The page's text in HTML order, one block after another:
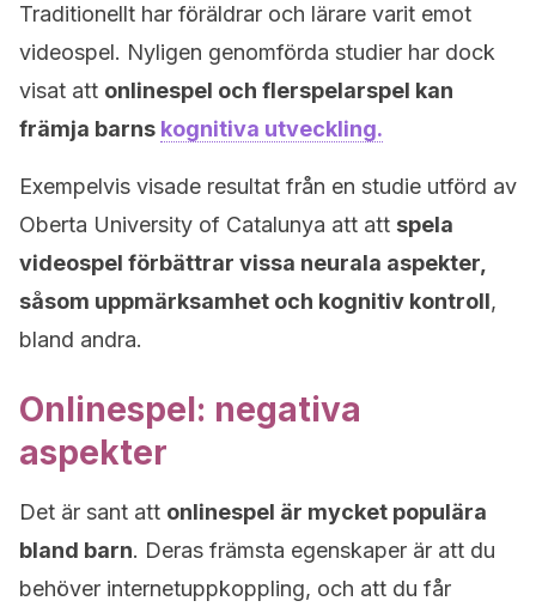
Traditionellt har föräldrar och lärare varit emot
videospel. Nyligen genomförda studier har dock
visat att onlinespel och flerspelarspel kan
främja barns kognitiva utveckling.
Exempelvis visade resultat från en studie utförd av
Oberta University of Catalunya att att spela
videospel förbättrar vissa neurala aspekter,
såsom uppmärksamhet och kognitiv kontroll,
bland andra.
Onlinespel: negativa
aspekter
Det är sant att onlinespel är mycket populära
bland barn. Deras främsta egenskaper är att du
behöver internetuppkoppling, och att du får